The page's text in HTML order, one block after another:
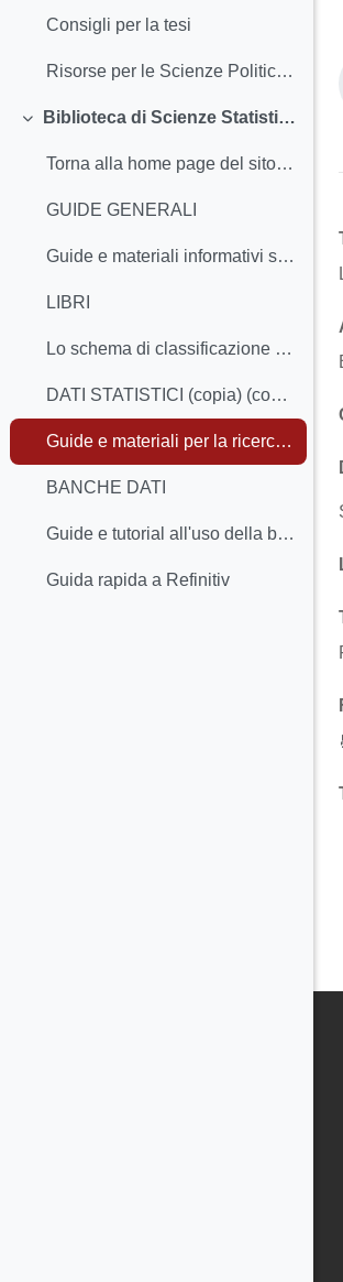
Consigli per la tesi
Risorse per le Scienze Politiche, Economiche e Sociali
Minimizza
Biblioteca di Scienze Statistiche "Bernardo Colombo"
Torna alla home page del sito della biblioteca
GUIDE GENERALI
Guide e materiali informativi sulla Biblioteca
LIBRI
Lo schema di classificazione dei libri
DATI STATISTICI (copia) (copia)
Guide e materiali per la ricerca dei dati statistici
BANCHE DATI
Guide e tutorial all'uso della banca dati Statista
Guida rapida a Refinitiv